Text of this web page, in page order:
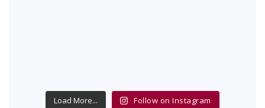
Load More... Follow on Instagram